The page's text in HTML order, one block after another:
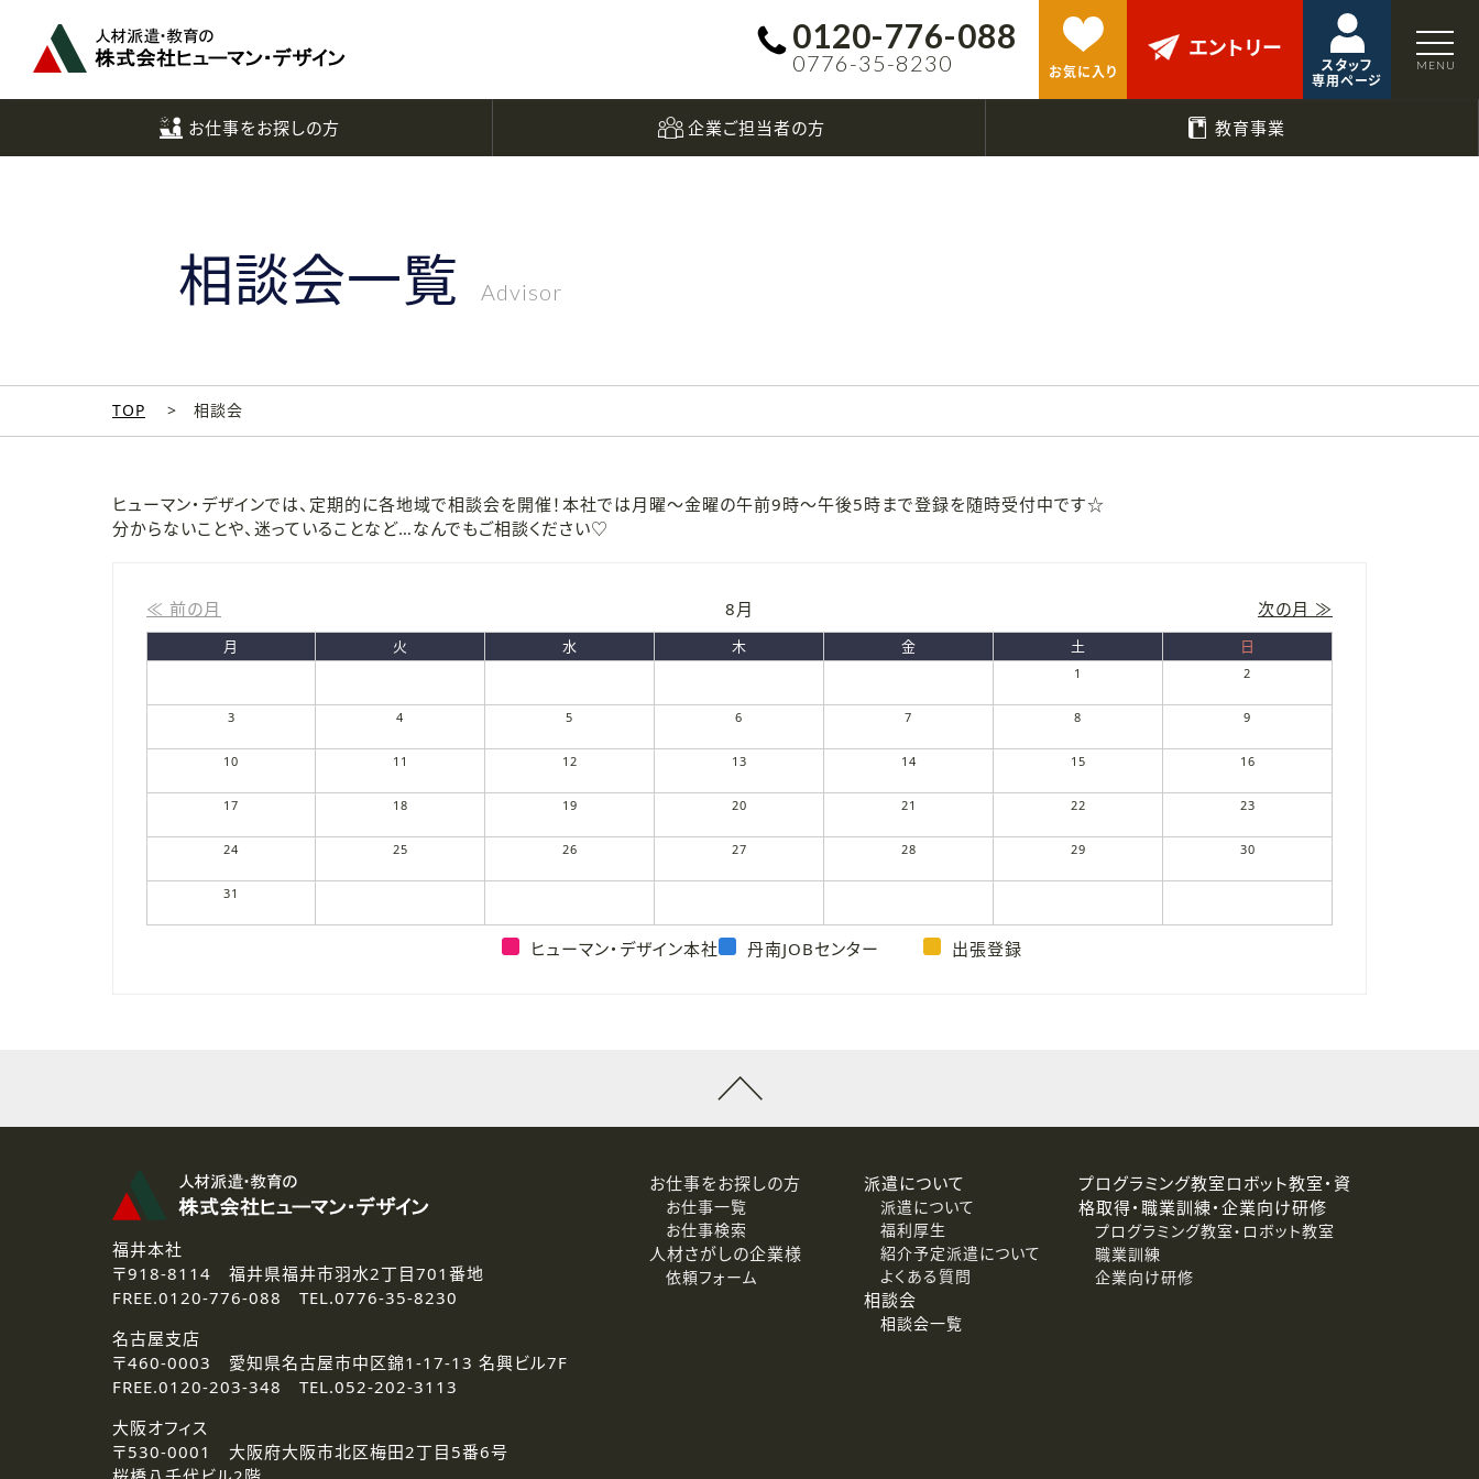
0120-776-088
0776-35-8230 お気に入り
エントリー
スタッフ
専用ページ
お仕事をお探しの方 企業ご担当者の方 教育事業
相談会一覧 Advisor
TOP 相談会
ヒューマン・デザインでは、定期的に各地域で相談会を開催！本社では月曜～金曜の午前9時～午後5時まで登録を随時受付中です☆
分からないことや、迷っていることなど…なんでもご相談ください♡
≪ 前の月 8月 次の月 ≫
月 火 水 木 金 土 日
1 2
3 4 5 6 7 8 9
10 11 12 13 14 15 16
17 18 19 20 21 22 23
24 25 26 27 28 29 30
31
ヒューマン・デザイン本社 丹南JOBセンター 出張登録
へ
福井本社
〒918-8114 福井県福井市羽水2丁目701番地
FREE.0120-776-088 TEL.0776-35-8230
名古屋支店
〒460-0003 愛知県名古屋市中区錦1-17-13 名興ビル7F
FREE.0120-203-348 TEL.052-202-3113
大阪オフィス
〒530-0001 大阪府大阪市北区梅田2丁目5番6号
お仕事をお探しの方
お仕事一覧
お仕事検索
人材さがしの企業様
依頼フォーム
派遣について
派遣について
福利厚生
紹介予定派遣について
よくある質問
相談会
相談会一覧
プログラミング教室ロボット教室・資
格取得・職業訓練・企業向け研修
プログラミング教室・ロボット教室
職業訓練
企業向け研修